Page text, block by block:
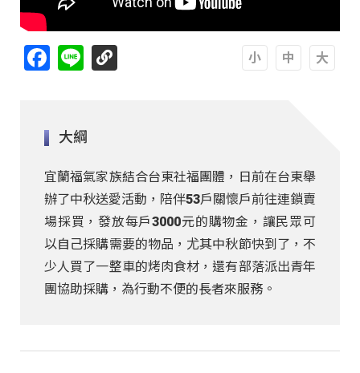
Facebook
Line
大綱
宜蘭福氣家族結合台東社福團體，日前在台東舉
辦了中秋送愛活動，陪伴53戶關懷戶前往連鎖賣
場採買，發放每戶3000元的購物金，讓民眾可
以自己採購需要的物品，尤其中秋節快到了，不
少人買了一整車的烤肉食材，還有部落派出青年
團協助採購，為行動不便的長者來服務。